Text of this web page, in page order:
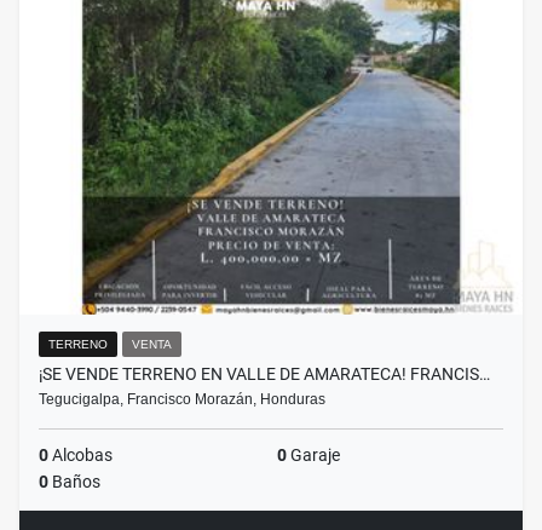
TERRENO VENTA
¡SE VENDE TERRENO EN VALLE DE AMARATECA! FRANCIS…
Tegucigalpa, Francisco Morazán, Honduras
0Alcobas 0Garaje
0 Baños